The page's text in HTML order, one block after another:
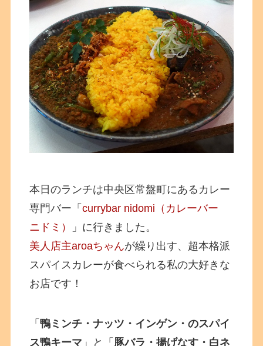
本日のランチは中央区常盤町にあるカレー
専門バー「currybar nidomi（カレーバー
ニドミ）
」に行きました。
美人店主aroaちゃんが繰り出す、超本格派
スパイスカレーが食べられる私の大好きな
お店です！
「鴨ミンチ・ナッツ・インゲン・のスパイ
ス鴨キーマ 」と「 豚バラ・揚げなす・白ネ